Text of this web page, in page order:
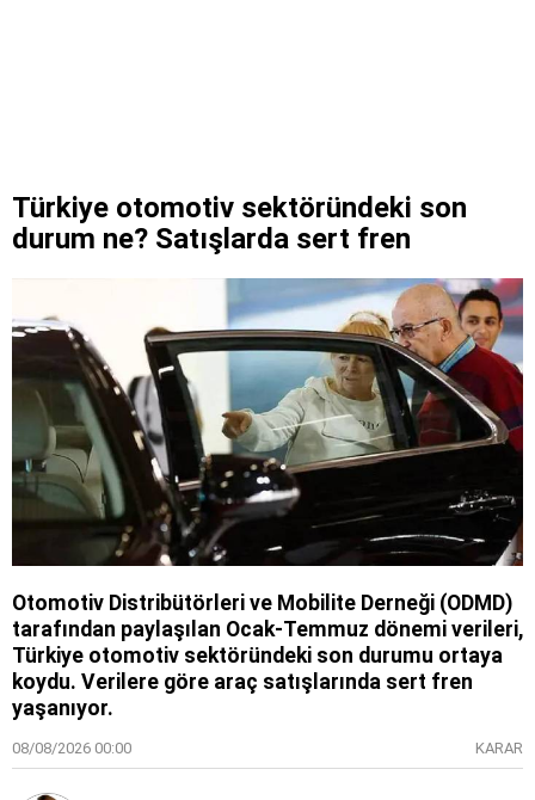
Türkiye otomotiv sektöründeki son
durum ne? Satışlarda sert fren
Otomotiv Distribütörleri ve Mobilite Derneği (ODMD)
tarafından paylaşılan Ocak-Temmuz dönemi verileri,
Türkiye otomotiv sektöründeki son durumu ortaya
koydu. Verilere göre araç satışlarında sert fren
yaşanıyor.
08/08/2026 00:00 KARAR